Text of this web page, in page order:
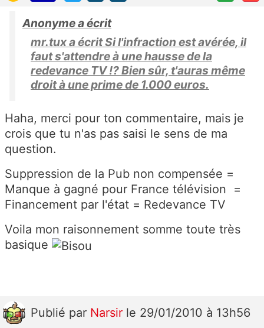
Anonyme a écrit
mr.tux a écrit Si l'infraction est avérée, il
faut s'attendre à une hausse de la
redevance TV !? Bien sûr, t'auras même
droit à une prime de 1.000 euros.
Haha, merci pour ton commentaire, mais je
crois que tu n'as pas saisi le sens de ma
question.
Suppression de la Pub non compensée =
Manque à gagné pour France télévision =
Financement par l'état = Redevance TV
Voila mon raisonnement somme toute très
basique
Publié par Narsir le 29/01/2010 à 13h56